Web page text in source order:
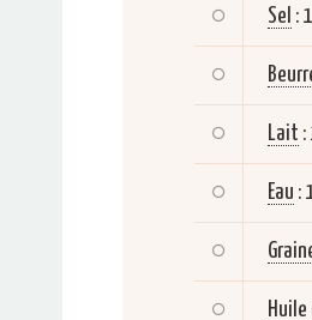
Sel :
Lait :
Eau :